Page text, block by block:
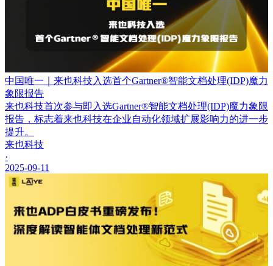
中国唯一｜来也科技入选首个Gartner®智能文档处理(IDP)魔力
象限报告
来也科技首次参与即入选Gartner®智能文档处理(IDP)魔力象限
报告，标志着来也科技在企业自动化领域扩展影响力的进一步
提升。
来也科技
·
2025-09-11